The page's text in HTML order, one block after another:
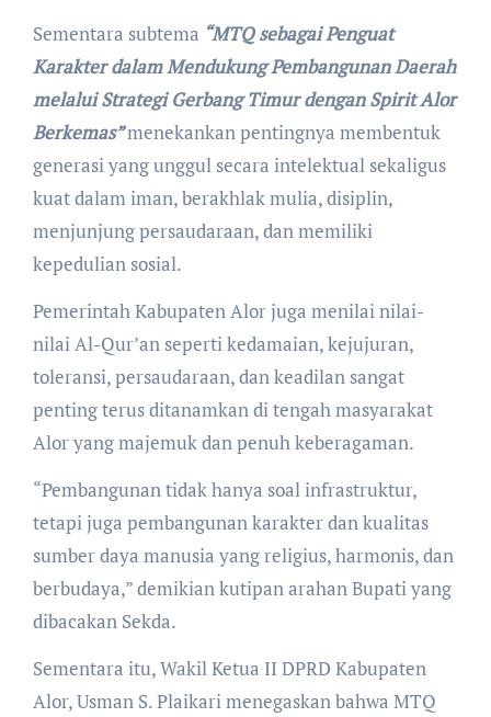
Sementara subtema “MTQ sebagai Penguat
Karakter dalam Mendukung Pembangunan Daerah
melalui Strategi Gerbang Timur dengan Spirit Alor
Berkemas”menekankan pentingnya membentuk
generasi yang unggul secara intelektual sekaligus
kuat dalam iman, berakhlak mulia, disiplin,
menjunjung persaudaraan, dan memiliki
kepedulian sosial.
Pemerintah Kabupaten Alor juga menilai nilai-
nilai Al-Qur’an seperti kedamaian, kejujuran,
toleransi, persaudaraan, dan keadilan sangat
penting terus ditanamkan di tengah masyarakat
Alor yang majemuk dan penuh keberagaman.
“Pembangunan tidak hanya soal infrastruktur,
tetapi juga pembangunan karakter dan kualitas
sumber daya manusia yang religius, harmonis, dan
berbudaya,” demikian kutipan arahan Bupati yang
dibacakan Sekda.
Sementara itu, Wakil Ketua II DPRD Kabupaten
Alor, Usman S. Plaikari menegaskan bahwa MTQ